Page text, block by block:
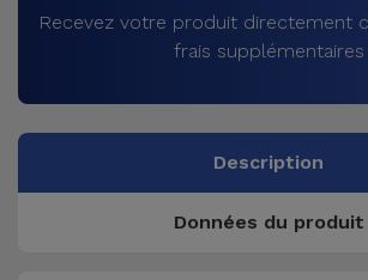
Recevez votre produit directement
frais supplémentaires
Description
Données du produit